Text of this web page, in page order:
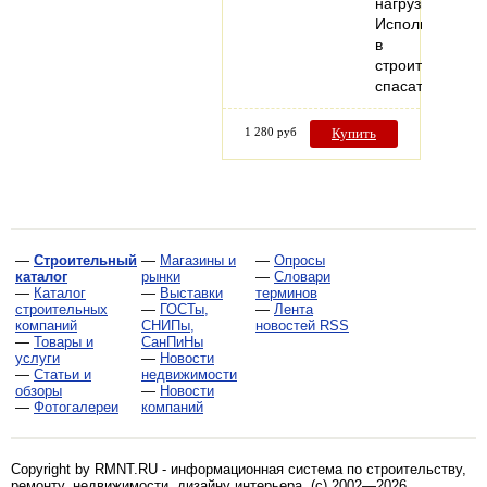
Используются
в
строительных,
1 280 руб Купить
— Строительный
каталог
— Каталог
строительных
компаний
— Товары и
услуги
— Статьи и
обзоры
— Фотогалереи
— Магазины и
рынки
— Выставки
— ГОСТы,
СНИПы,
СанПиНы
— Новости
недвижимости
— Новости
компаний
— Опросы
— Словари
терминов
— Лента
новостей RSS
Copyright by RMNT.RU - информационная система по строительству,